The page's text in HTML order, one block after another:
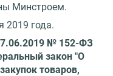
Минстроем.
2019 года.
№ 152-ФЗ
закон "О
товаров,